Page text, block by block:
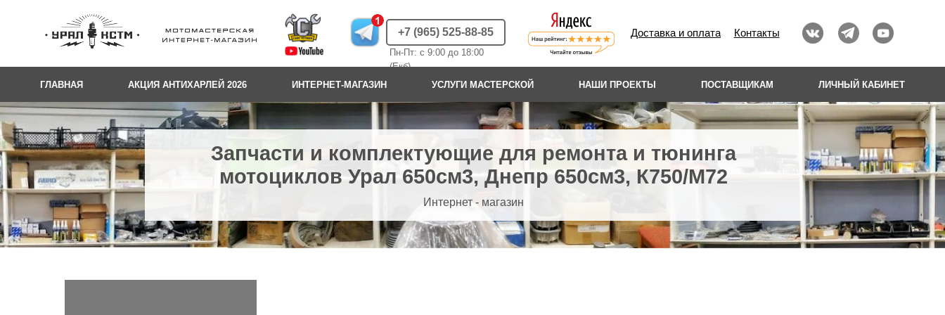
Контакты
Доставка и оплата
+7 (965) 525-88-85
Пн-Пт: с 9:00 до 18:00
(Екб)
ГЛАВНАЯ
АКЦИЯ АНТИХАРЛЕЙ 2026 ИНТЕРНЕТ-МАГАЗИН УСЛУГИ МАСТЕРСКОЙ НАШИ ПРОЕКТЫ ПОСТАВЩИКАМ ЛИЧНЫЙ КАБИНЕТ
Запчасти и комплектующие для ремонта и тюнинга
мотоциклов Урал 650см3, Днепр 650см3, К750/М72
Интернет - магазин